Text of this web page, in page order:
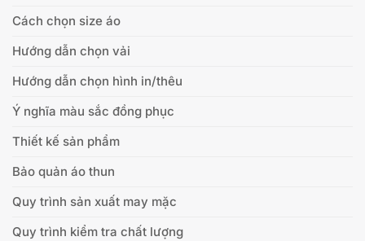
Cách chọn size áo
Hướng dẫn chọn vải
Hướng dẫn chọn hình in/thêu
Ý nghĩa màu sắc đồng phục
Thiết kế sản phẩm
Bảo quản áo thun
Quy trình sản xuất may mặc
Quy trình kiểm tra chất lượng